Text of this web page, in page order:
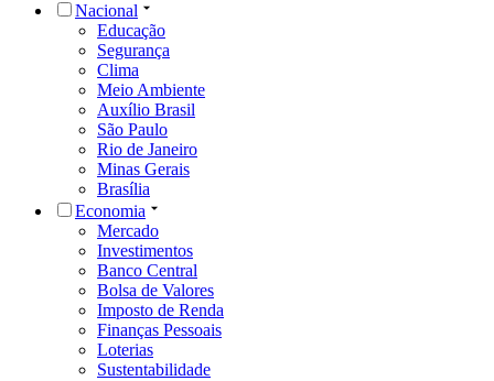
Nacional
Educação
Segurança
Clima
Meio Ambiente
Auxílio Brasil
São Paulo
Rio de Janeiro
Minas Gerais
Brasília
Economia
Mercado
Investimentos
Banco Central
Bolsa de Valores
Imposto de Renda
Finanças Pessoais
Loterias
Sustentabilidade